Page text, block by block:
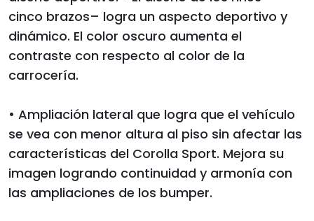
cinco brazos– logra un aspecto deportivo y
dinámico. El color oscuro aumenta el
contraste con respecto al color de la
carrocería.
• Ampliación lateral que logra que el vehículo
se vea con menor altura al piso sin afectar las
características del Corolla Sport. Mejora su
imagen logrando continuidad y armonía con
las ampliaciones de los bumper.